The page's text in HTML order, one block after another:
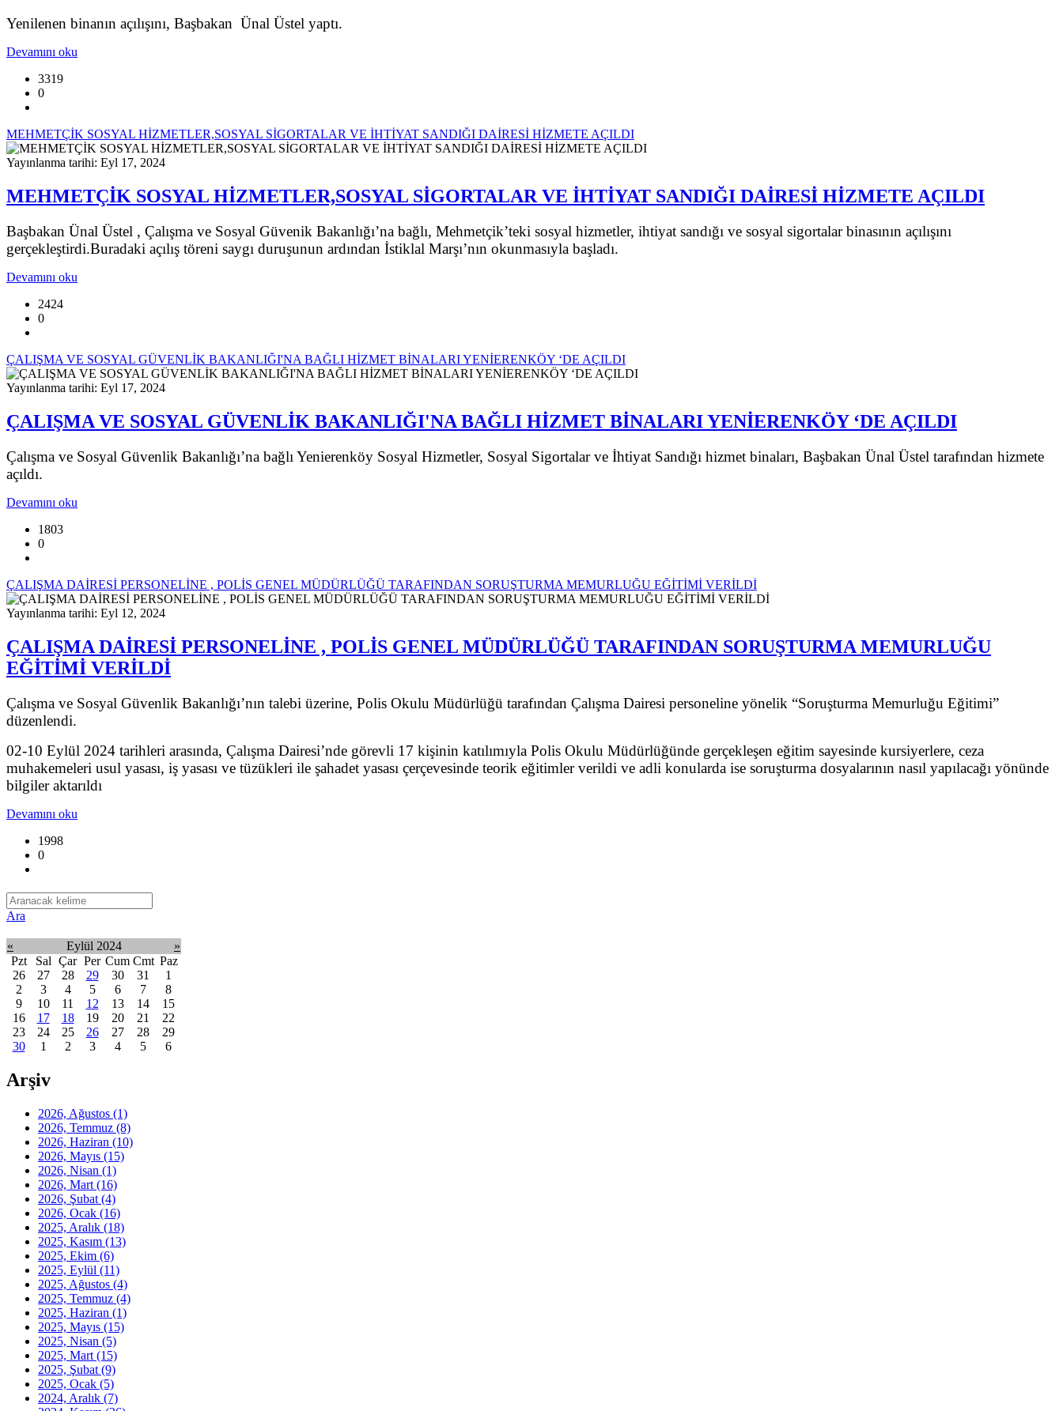
Yenilenen binanın açılışını, Başbakan Ünal Üstel yaptı.
Devamını oku
3319
0
MEHMETÇİK SOSYAL HİZMETLER,SOSYAL SİGORTALAR VE İHTİYAT SANDIĞI DAİRESİ HİZMETE AÇILDI
Yayınlanma tarihi: Eyl 17, 2024
MEHMETÇİK SOSYAL HİZMETLER,SOSYAL SİGORTALAR VE İHTİYAT SANDIĞI DAİRESİ HİZMETE AÇILDI
Başbakan Ünal Üstel , Çalışma ve Sosyal Güvenik Bakanlığı’na bağlı, Mehmetçik’teki sosyal hizmetler, ihtiyat sandığı ve sosyal sigortalar binasının açılışını
gerçekleştirdi.Buradaki açılış töreni saygı duruşunun ardından İstiklal Marşı’nın okunmasıyla başladı.
Devamını oku
2424
0
ÇALIŞMA VE SOSYAL GÜVENLİK BAKANLIĞI'NA BAĞLI HİZMET BİNALARI YENİERENKÖY ‘DE AÇILDI
Yayınlanma tarihi: Eyl 17, 2024
ÇALIŞMA VE SOSYAL GÜVENLİK BAKANLIĞI'NA BAĞLI HİZMET BİNALARI YENİERENKÖY ‘DE AÇILDI
Çalışma ve Sosyal Güvenlik Bakanlığı’na bağlı Yenierenköy Sosyal Hizmetler, Sosyal Sigortalar ve İhtiyat Sandığı hizmet binaları, Başbakan Ünal Üstel tarafından hizmete
açıldı.
Devamını oku
1803
0
ÇALIŞMA DAİRESİ PERSONELİNE , POLİS GENEL MÜDÜRLÜĞÜ TARAFINDAN SORUŞTURMA MEMURLUĞU EĞİTİMİ VERİLDİ
Yayınlanma tarihi: Eyl 12, 2024
ÇALIŞMA DAİRESİ PERSONELİNE , POLİS GENEL MÜDÜRLÜĞÜ TARAFINDAN SORUŞTURMA MEMURLUĞU
EĞİTİMİ VERİLDİ
Çalışma ve Sosyal Güvenlik Bakanlığı’nın talebi üzerine, Polis Okulu Müdürlüğü tarafından Çalışma Dairesi personeline yönelik “Soruşturma Memurluğu Eğitimi”
düzenlendi.
02-10 Eylül 2024 tarihleri arasında, Çalışma Dairesi’nde görevli 17 kişinin katılımıyla Polis Okulu Müdürlüğünde gerçekleşen eğitim sayesinde kursiyerlere, ceza
muhakemeleri usul yasası, iş yasası ve tüzükleri ile şahadet yasası çerçevesinde teorik eğitimler verildi ve adli konularda ise soruşturma dosyalarının nasıl yapılacağı yönünde
bilgiler aktarıldı
Devamını oku
1998
0
Ara
« Eylül 2024
»
Pzt
Sal Çar Per Cum Cmt Paz
26
27 28 29 30 31
1
2
3 4 5 6 7
8
9
10 11 12 13 14
15
16
17 18 19 20 21
22
23
24 25 26 27 28
29
30
1 2 3 4 5 6
Arşiv
2026, Ağustos (1)
2026, Temmuz (8)
2026, Haziran (10)
2026, Mayıs (15)
2026, Nisan (1)
2026, Mart (16)
2026, Şubat (4)
2026, Ocak (16)
2025, Aralık (18)
2025, Kasım (13)
2025, Ekim (6)
2025, Eylül (11)
2025, Ağustos (4)
2025, Temmuz (4)
2025, Haziran (1)
2025, Mayıs (15)
2025, Nisan (5)
2025, Mart (15)
2025, Şubat (9)
2025, Ocak (5)
2024, Aralık (7)